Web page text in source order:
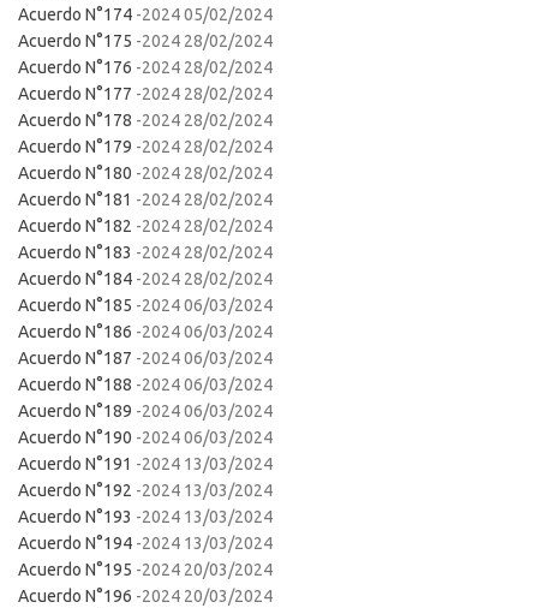
Acuerdo N°174 -2024 05/02/2024
Acuerdo N°175 -2024 28/02/2024
Acuerdo N°176 -2024 28/02/2024
Acuerdo N°177 -2024 28/02/2024
Acuerdo N°178 -2024 28/02/2024
Acuerdo N°179 -2024 28/02/2024
Acuerdo N°180 -2024 28/02/2024
Acuerdo N°181 -2024 28/02/2024
Acuerdo N°182 -2024 28/02/2024
Acuerdo N°183 -2024 28/02/2024
Acuerdo N°184 -2024 28/02/2024
Acuerdo N°185 -2024 06/03/2024
Acuerdo N°186 -2024 06/03/2024
Acuerdo N°187 -2024 06/03/2024
Acuerdo N°188 -2024 06/03/2024
Acuerdo N°189 -2024 06/03/2024
Acuerdo N°190 -2024 06/03/2024
Acuerdo N°191 -2024 13/03/2024
Acuerdo N°192 -2024 13/03/2024
Acuerdo N°193 -2024 13/03/2024
Acuerdo N°194 -2024 13/03/2024
Acuerdo N°195 -2024 20/03/2024
Acuerdo N°196 -2024 20/03/2024